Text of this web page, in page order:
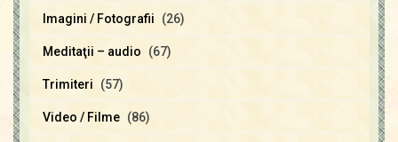
Imagini / Fotografii (26)
Meditaţii – audio (67)
Trimiteri (57)
Video / Filme (86)